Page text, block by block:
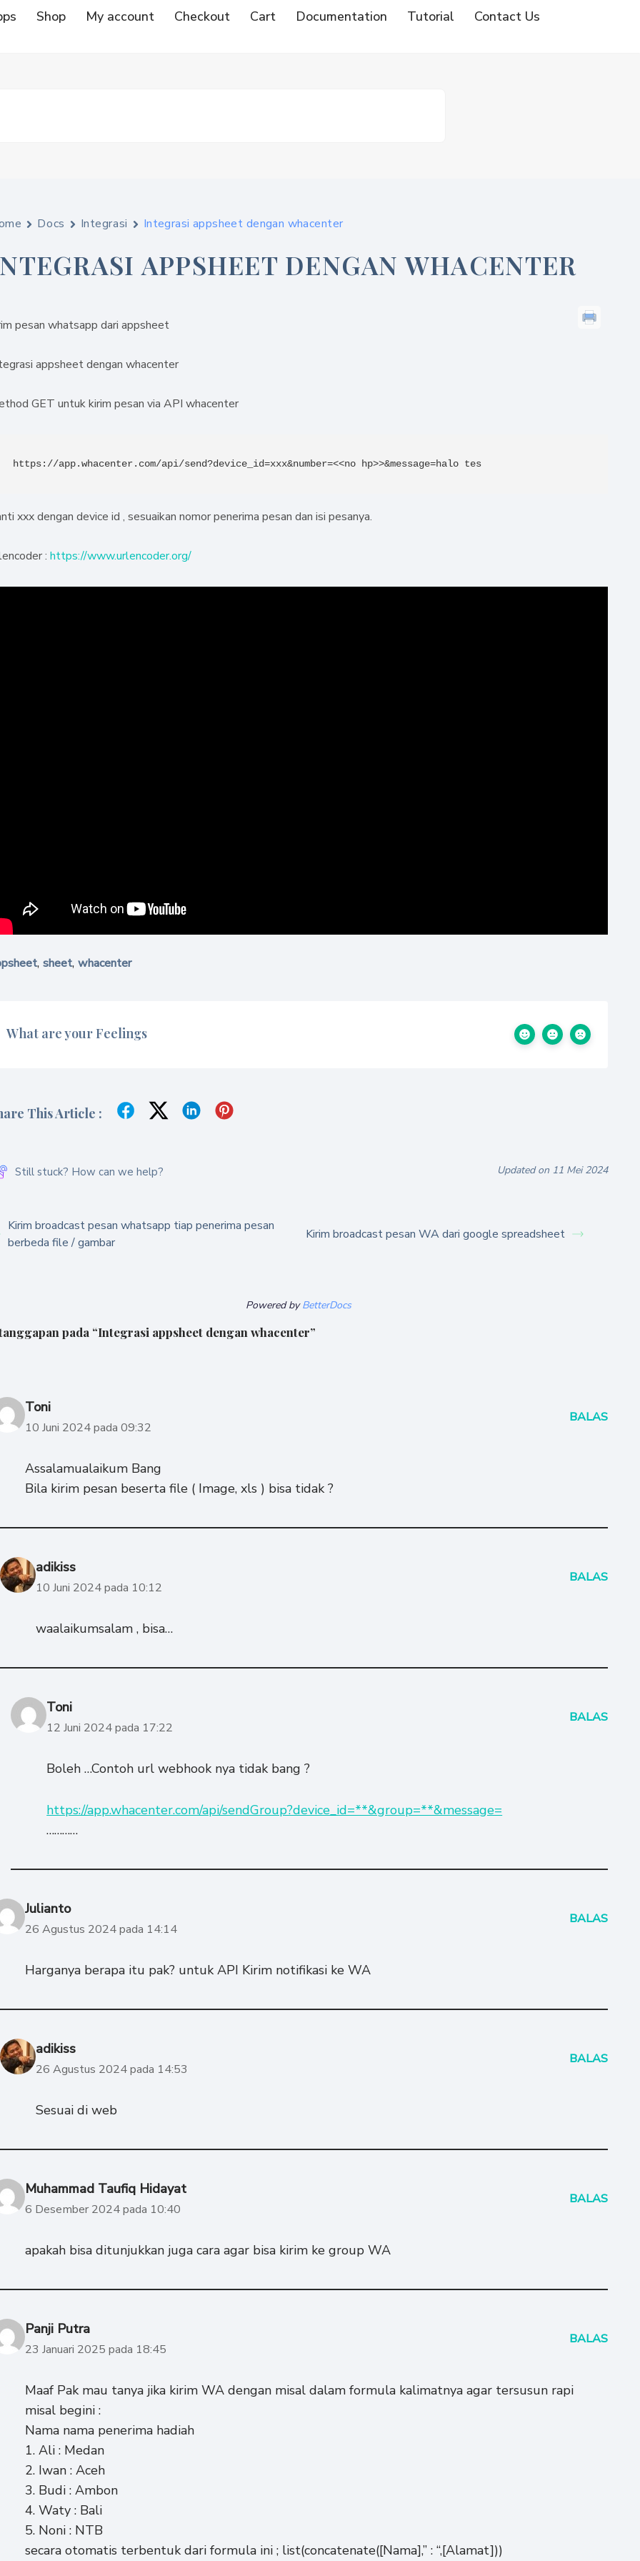
Shop My account Checkout Cart Documentation Tutorial Contact Us
Docs Integrasi Integrasi appsheet dengan whacenter
APPSHEET DENGAN WHACENTER
pesan whatsapp dari appsheet
appsheet dengan whacenter
GET untuk kirim pesan via API whacenter
https://app.whacenter.com/api/send?device_id=xxx&number=<<no hp>>&message=halo tes
xxx dengan device id , sesuaikan nomor penerima pesan dan isi pesanya.
:https://www.urlencoder.org/
,sheet,whacenter
What are your Feelings
This Article :
Still stuck? How can we help? Updated on 11 Mei 2024
Kirim broadcast pesan whatsapp tiap penerima pesan
berbeda file / gambar
Kirim broadcast pesan WA dari google spreadsheet
Powered byBetterDocs
pada “Integrasi appsheet dengan whacenter”
Toni
10 Juni 2024 pada 09:32
BALAS
Assalamualaikum Bang
Bila kirim pesan beserta file ( Image, xls ) bisa tidak ?
adikiss
10 Juni 2024 pada 10:12
BALAS
waalaikumsalam , bisa…
Toni
12 Juni 2024 pada 17:22
BALAS
Boleh …Contoh url webhook nya tidak bang ?
https://app.whacenter.com/api/sendGroup?device_id=**&group=**&message=
…………
Julianto
26 Agustus 2024 pada 14:14
BALAS
Harganya berapa itu pak? untuk API Kirim notifikasi ke WA
adikiss
26 Agustus 2024 pada 14:53
BALAS
Sesuai di web
Muhammad Taufiq Hidayat
6 Desember 2024 pada 10:40
BALAS
apakah bisa ditunjukkan juga cara agar bisa kirim ke group WA
Panji Putra
23 Januari 2025 pada 18:45
BALAS
Maaf Pak mau tanya jika kirim WA dengan misal dalam formula kalimatnya agar tersusun rapi
misal begini :
Nama nama penerima hadiah
1. Ali : Medan
2. Iwan : Aceh
3. Budi : Ambon
4. Waty : Bali
5. Noni : NTB
secara otomatis terbentuk dari formula ini ; list(concatenate([Nama],” : “,[Alamat]))